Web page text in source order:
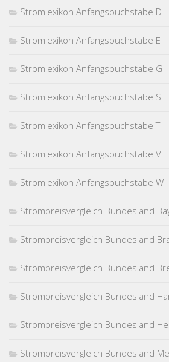
Stromlexikon Anfangsbuchstabe D
Stromlexikon Anfangsbuchstabe E
Stromlexikon Anfangsbuchstabe G
Stromlexikon Anfangsbuchstabe S
Stromlexikon Anfangsbuchstabe T
Stromlexikon Anfangsbuchstabe V
Stromlexikon Anfangsbuchstabe W
Strompreisvergleich Bundesland
Strompreisvergleich Bundesland
Strompreisvergleich Bundesland
Strompreisvergleich Bundesland
Strompreisvergleich Bundesland
Strompreisvergleich Bundesland